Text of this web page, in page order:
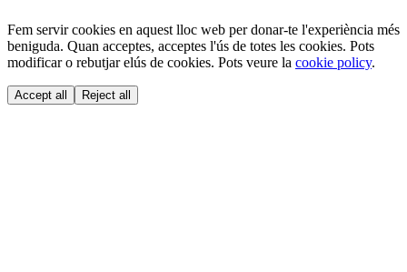
Fem servir cookies en aquest lloc web per donar-te l'experiència més
beniguda. Quan acceptes, acceptes l'ús de totes les cookies. Pots
modificar o rebutjar elús de cookies. Pots veure la cookie policy.
Accept all Reject all